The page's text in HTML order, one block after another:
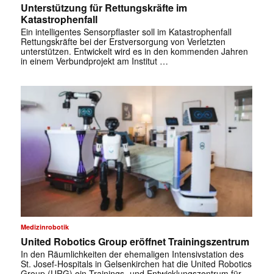
✕
Unterstützung für Rettungskräfte im
Katastrophenfall
Ein intelligentes Sensorpflaster soll im Katastrophenfall
Rettungskräfte bei der Erstversorgung von Verletzten
unterstützen. Entwickelt wird es in den kommenden Jahren
in einem Verbundprojekt am Institut …
Medizinrobotik
United Robotics Group eröffnet Trainingszentrum
In den Räumlichkeiten der ehemaligen Intensivstation des
St. Josef-Hospitals in Gelsenkirchen hat die United Robotics